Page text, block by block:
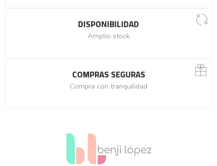
DISPONIBILIDAD
Amplio stock
COMPRAS SEGURAS
Compra con tranquilidad